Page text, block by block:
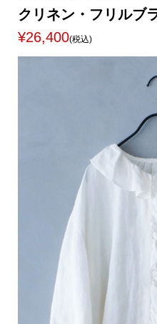
クリネン・フリルブ
¥26,400(税込)